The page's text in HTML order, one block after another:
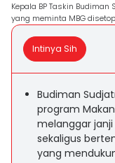
Kepala BP Taskin
yang meminta MBG
Intinya Sih
Budiman
program
melanggar
sekaligus
yang